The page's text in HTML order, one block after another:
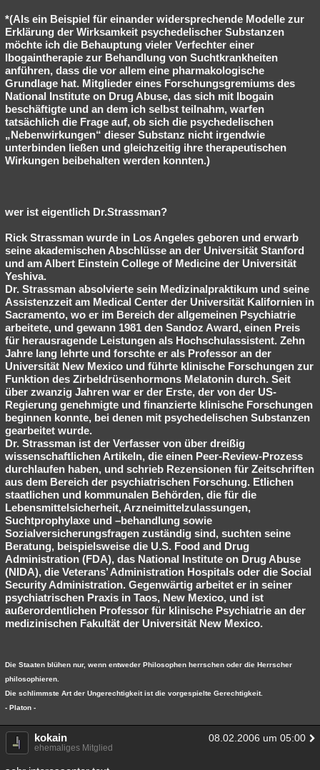
*(Als ein Beispiel für einander widersprechende Modelle zur
Erklärung der Wirksamkeit psychedelischer Substanzen
möchte ich die Behauptung vieler Verfechter einer
Ibogaintherapie zur Behandlung von Suchtkrankheiten
anführen, dass die vor allem eine pharmakologische
Grundlage hat. Mitglieder eines Forschungsgremiums des
National Institute on Drug Abuse, das sich mit Ibogain
beschäftigte und an dem ich selbst teilnahm, warfen
tatsächlich die Frage auf, ob sich die psychedelischen
„Nebenwirkungen“ dieser Substanz nicht irgendwie
unterbinden ließen und gleichzeitig ihre therapeutischen
Wirkungen beibehalten werden konnten.)
wer ist eigentlich Dr.Strassman?
Rick Strassman wurde in Los Angeles geboren und erwarb
seine akademischen Abschlüsse an der Universität Stanford
und am Albert Einstein College of Medicine der Universität
Yeshiva.
Dr. Strassman absolvierte sein Medizinalpraktikum und seine
Assistenzzeit am Medical Center der Universität Kalifornien in
Sacramento, wo er im Bereich der allgemeinen Psychiatrie
arbeitete, und gewann 1981 den Sandoz Award, einen Preis
für herausragende Leistungen als Hochschulassistent. Zehn
Jahre lang lehrte und forschte er als Professor an der
Universität New Mexico und führte klinische Forschungen zur
Funktion des Zirbeldrüsenhormons Melatonin durch. Seit
über zwanzig Jahren war er der Erste, der von der US-
Regierung genehmigte und finanzierte klinische Forschungen
beginnen konnte, bei denen mit psychedelischen Substanzen
gearbeitet wurde.
Dr. Strassman ist der Verfasser von über dreißig
wissenschaftlichen Artikeln, die einen Peer-Review-Prozess
durchlaufen haben, und schrieb Rezensionen für Zeitschriften
aus dem Bereich der psychiatrischen Forschung. Etlichen
staatlichen und kommunalen Behörden, die für die
Lebensmittelsicherheit, Arzneimittelzulassungen,
Suchtprophylaxe und –behandlung sowie
Sozialversicherungsfragen zuständig sind, suchten seine
Beratung, beispielsweise die U.S. Food and Drug
Administration (FDA), das National Institute on Drug Abuse
(NIDA), die Veterans’ Administration Hospitals oder die Social
Security Administration. Gegenwärtig arbeitet er in seiner
psychiatrischen Praxis in Taos, New Mexico, und ist
außerordentlichen Professor für klinische Psychiatrie an der
medizinischen Fakultät der Universität New Mexico.
Die Staaten blühen nur, wenn entweder Philosophen herrschen oder die Herrscher
philosophieren.
Die schlimmste Art der Ungerechtigkeit ist die vorgespielte Gerechtigkeit.
- Platon -
kokain 08.02.2006 um 05:00
ehemaliges Mitglied